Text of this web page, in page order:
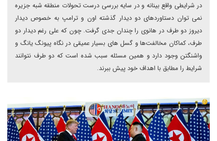
در شرایطی واقع بینانه و در سایه بررسی درست تحولات منطقه شبه جزیره
نمی توان دستاوردهای دو دیدار گذشته اون و ترامپ به خصوص دیدار
دیروز دو طرف در هانوی را چندان جدی گرفت. چون که علی رغم دیدار دو
طرف، کماکان مخالفت‌ها و گسل های بسیار عمیقی در نگاه پیونگ یانگ و
واشنگتن وجود دارد و همین مسئله سبب شده است که دو طرف نتوانند
شرایط را مطابق با اهداف خود پیش ببرند.